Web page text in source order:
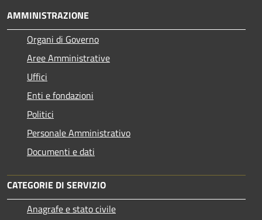
AMMINISTRAZIONE
Organi di Governo
Aree Amministrative
Uffici
Enti e fondazioni
Politici
Personale Amministrativo
Documenti e dati
CATEGORIE DI SERVIZIO
Anagrafe e stato civile